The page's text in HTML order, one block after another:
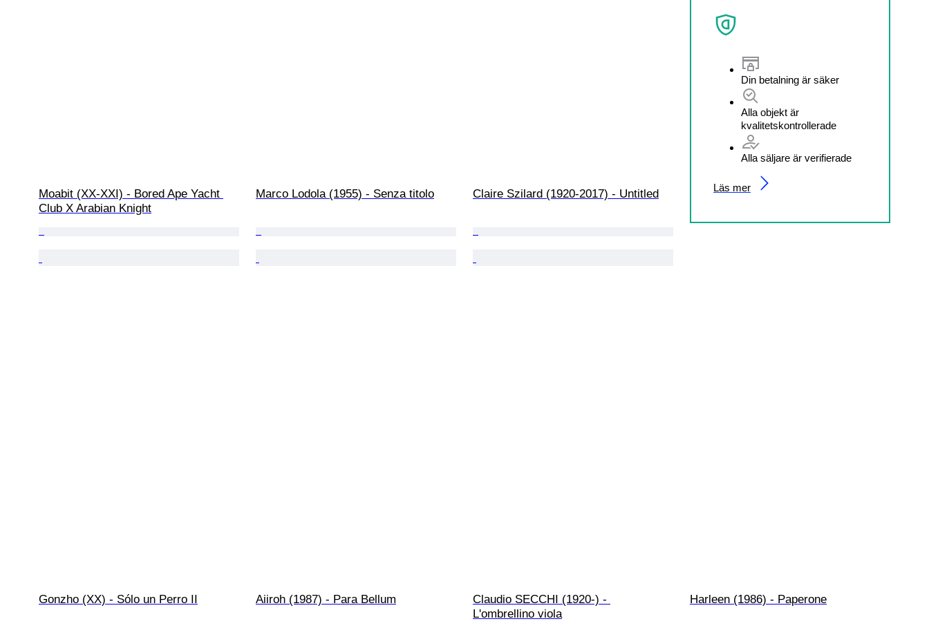
Din betalning är säker
Alla objekt är
kvalitetskontrollerade
Alla säljare är verifierade
Läs mer
Moabit (XX-XXI) - Bored Ape Yacht
Club X Arabian Knight
Marco Lodola (1955) - Senza titolo Claire Szilard (1920-2017) - Untitled
Gonzho (XX) - Sólo un Perro II Aiiroh (1987) - Para Bellum
Claudio SECCHI (1920-) -
L'ombrellino viola
Harleen (1986) - Paperone